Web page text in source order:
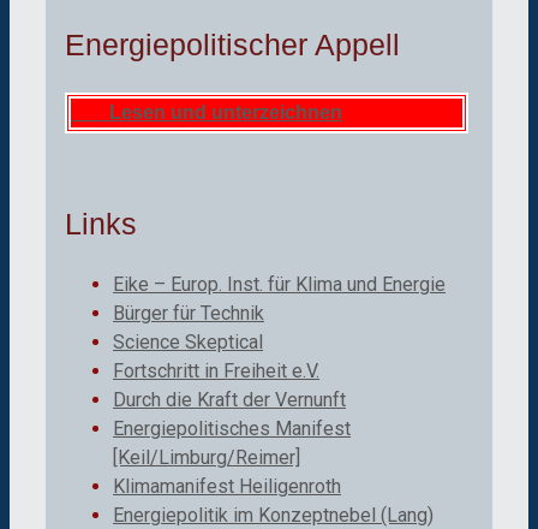
Energiepolitischer Appell
Lesen und unterzeichnen
Links
Eike – Europ. Inst. für Klima und Energie
Bürger für Technik
Science Skeptical
Fortschritt in Freiheit e.V.
Durch die Kraft der Vernunft
Energiepolitisches Manifest
[Keil/Limburg/Reimer]
Klimamanifest Heiligenroth
Energiepolitik im Konzeptnebel (Lang)